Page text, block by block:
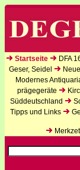
Startseite DFA
Geser, Seidel
Modernes
prägegeräte
Süddeutschland
Tipps und Links